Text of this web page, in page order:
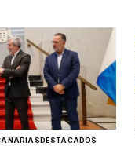
DESTACADOS